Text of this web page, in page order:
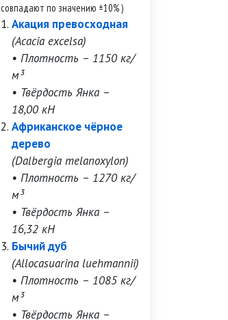
совпадают по значению ±10% )
Акация превосходная
(Acacia excelsa)
• Плотность – 1150 кг/
м³
• Твёрдость Янка –
18,00 кН
Африканское чёрное
дерево
(Dalbergia melanoxylon)
• Плотность – 1270 кг/
м³
• Твёрдость Янка –
16,32 кН
Бычий дуб
(Allocasuarina luehmannii)
• Плотность – 1085 кг/
м³
• Твёрдость Янка –